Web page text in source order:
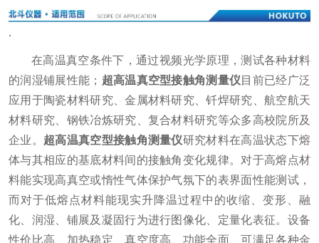
.
在高温真空条件下，通过视频光学原理，测试各种材料
的润湿铺展性能； 超高温真空型接触角测量仪 目前已经广泛
应用于陶瓷材料研究、金属材料研究、钎焊研究、航空航天
材料研究、钢铁冶炼研究、复合材料研究等众多高校院所及
企业。 超高温真空型接触角测量仪研究材料在高温状态下熔
体与其相应的基底材料间的接触角变化规律。对于高熔点材
料能实现高真空或惰性气体保护气氛下的表界面性能测试，
而对于低熔点材料能现实升降温过程中的收缩、变形、融
化、润湿、铺展及凝固行为进行图像化、定量化表征。设备
性价比高、加热稳定、真空度高、功能全面、可满足各种金